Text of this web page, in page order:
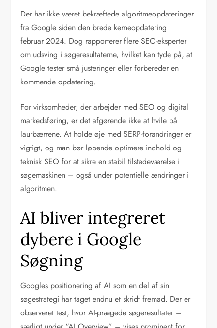
Der har ikke været bekræftede algoritmeopdateringer
fra Google siden den brede kerneopdatering i
februar 2024. Dog rapporterer flere SEO-eksperter
om udsving i søgeresultaterne, hvilket kan tyde på, at
Google tester små justeringer eller forbereder en
kommende opdatering.
For virksomheder, der arbejder med SEO og digital
markedsføring, er det afgørende ikke at hvile på
laurbærrene. At holde øje med SERP-forandringer er
vigtigt, og man bør løbende optimere indhold og
teknisk SEO for at sikre en stabil tilstedeværelse i
søgemaskinen – også under potentielle ændringer i
algoritmen.
AI bliver integreret
dybere i Google
Søgning
Googles positionering af AI som en del af sin
søgestrategi har taget endnu et skridt fremad. Der er
observeret test, hvor AI-prægede søgeresultater –